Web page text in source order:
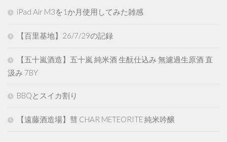
iPad Air M3を1か月使用してみた雑感
【百里基地】26/7/29の記録
【五十嵐酒造】五十嵐 純米酒 生酛仕込み 無濾過生原酒 直
汲み 7BY
BBQとスイカ割り
【遠藤酒造場】彗 CHAR METEORITE 純米吟醸